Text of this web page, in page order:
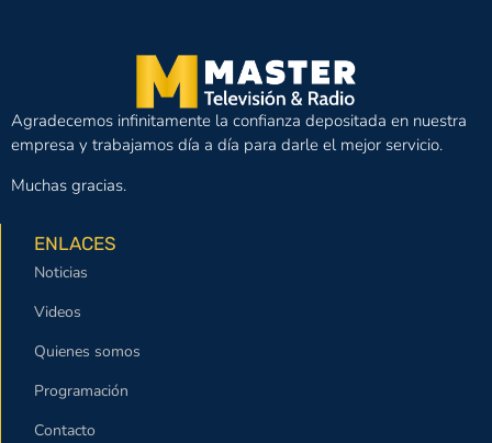
Agradecemos infinitamente la confianza depositada en nuestra
empresa y trabajamos día a día para darle el mejor servicio.
Muchas gracias.
ENLACES
Noticias
Videos
Quienes somos
Programación
Contacto